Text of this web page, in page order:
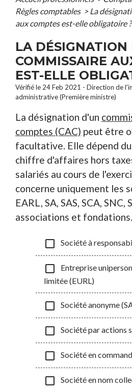
Règles comptables > La
aux comptes est-elle obligatoire ?
LA DÉSIGNATION
COMMISSAIRE
EST-ELLE
Vérifié le 24 Feb 2021 - Direction de
administrative (Première ministre)
La désignation d'un
comptes (CAC) peut être
facultative. Elle dépend
chiffre d'affaires hors
salariés au cours de
concerne uniquement les
EARL, SA, SAS, SCA, SNC,
associations et fondations.
check_box_outline_blank Société à
check_box_outline_blank
Entreprise
limitée (EURL)
check_box_outline_blank Société anonyme
check_box_outline_blank Société par actions
check_box_outline_blank Société en
check_box_outline_blank Société en nom